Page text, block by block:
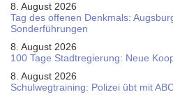
8. August 2026
Tag des offenen Denkmals:
Sonderführungen
8. August 2026
100 Tage Stadtregierung: Neue
8. August 2026
Schul­weg­trai­ning: Poli­zei übt mit